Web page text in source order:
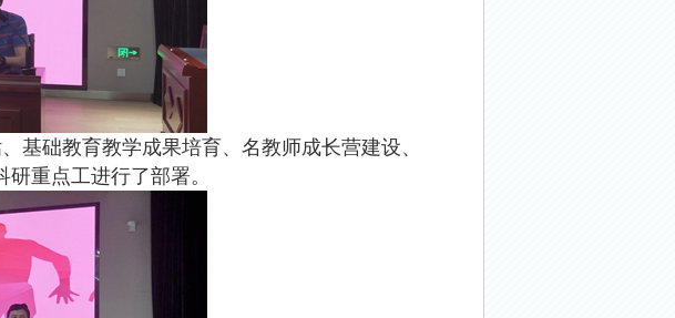
基础教育教学成果培育、名教师成长营建设、
重点工进行了部署。